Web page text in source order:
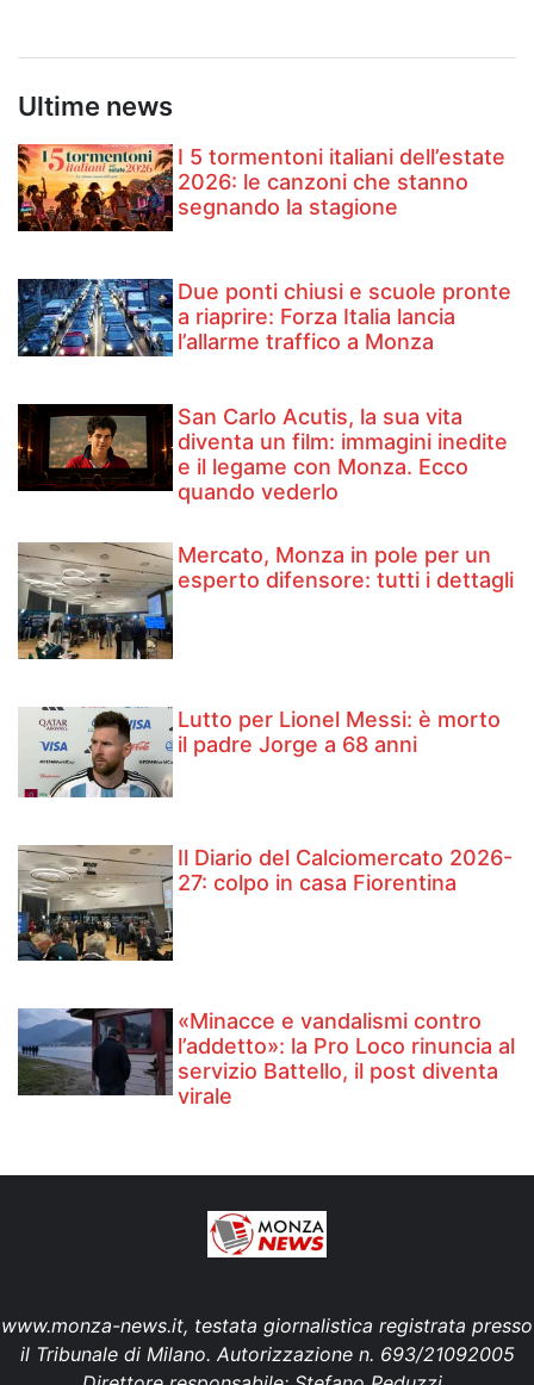
Ultime news
I 5 tormentoni italiani dell’estate
2026: le canzoni che stanno
segnando la stagione
Due ponti chiusi e scuole pronte
a riaprire: Forza Italia lancia
l’allarme traffico a Monza
San Carlo Acutis, la sua vita
diventa un film: immagini inedite
e il legame con Monza. Ecco
quando vederlo
Mercato, Monza in pole per un
esperto difensore: tutti i dettagli
Lutto per Lionel Messi: è morto
il padre Jorge a 68 anni
Il Diario del Calciomercato 2026-
27: colpo in casa Fiorentina
«Minacce e vandalismi contro
l’addetto»: la Pro Loco rinuncia al
servizio Battello, il post diventa
virale
www.monza-news.it, testata giornalistica registrata presso
il Tribunale di Milano. Autorizzazione n. 693/21092005